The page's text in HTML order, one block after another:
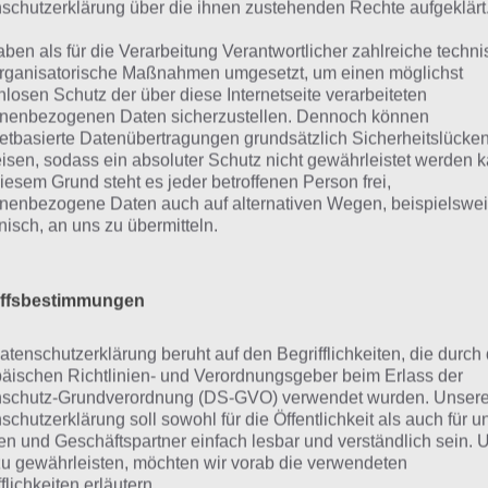
Begriffserklärung
ist die Lösung für das tägliche Bonus Rätsel am
doch welche Bedeutung hat dieses eigentlich und was
das Wort auch zu Volle Fahrt voraus? Zu bestimmten
auch immer eine kurze Begriffserklärung!
ist eine großartige Möglichkeit, um zu reisen
über die ihnen zustehenden Rechte aufgeklärt.
als für die Verarbeitung Verantwortlicher zahlreiche
Maßnahmen umgesetzt, um einen möglichst
Schutz der über diese Internetseite verarbeiteten
Daten sicherzustellen. Dennoch können
Datenübertragungen grundsätzlich Sicherheitslücken
sodass ein absoluter Schutz nicht gewährleistet werden
Grund steht es jeder betroffenen Person frei,
Daten auch auf alternativen Wegen,
an uns zu übermitteln.
beruht auf den Begrifflichkeiten, die durch
Richtlinien- und Verordnungsgeber beim Erlass der
Grundverordnung (DS-GVO) verwendet wurden. Unsere
soll sowohl für die Öffentlichkeit als auch für
und Geschäftspartner einfach lesbar und verständlich sein.
gewährleisten, möchten wir vorab die verwendeten
erläutern.